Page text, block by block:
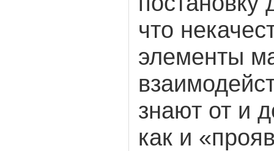
что
элементы
знают от и
как и